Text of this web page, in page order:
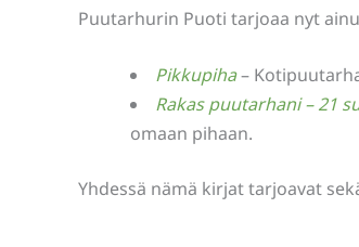
Puutarhurin Puoti tarjoaa nyt
Pikkupiha–
Rakas puutarhani – 21
omaan pihaan.
Yhdessä nämä kirjat tarjoavat